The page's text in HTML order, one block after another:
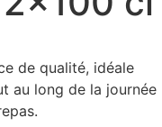
de qualité, idéale
au long de la journée